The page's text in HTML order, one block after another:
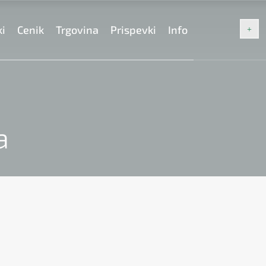
Cenik Trgovina Prispevki Info